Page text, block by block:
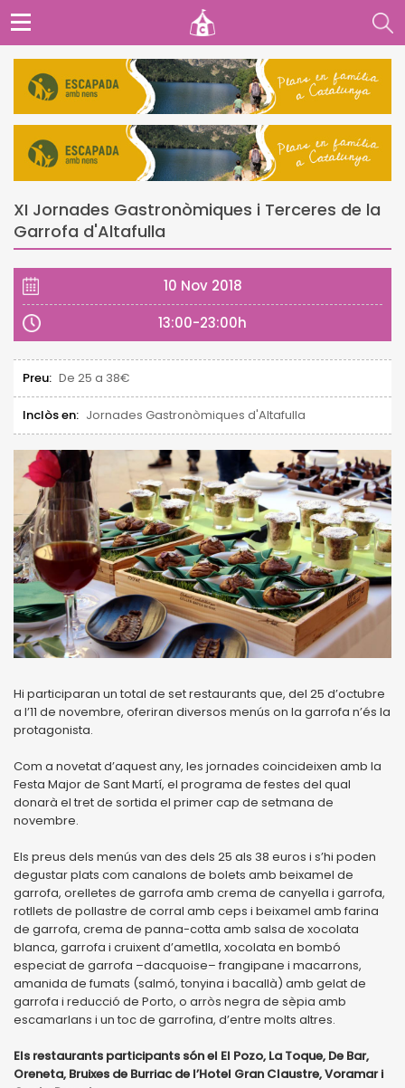
XI Jornades Gastronòmiques i Terceres de la
Garrofa d'Altafulla
10 Nov 2018
13:00-23:00h
Preu: De 25 a 38€
Inclòs en: Jornades Gastronòmiques d'Altafulla
Hi participaran un total de set restaurants que, del 25 d’octubre
a l’11 de novembre, oferiran diversos menús on la garrofa n’és la
protagonista.
Com a novetat d’aquest any, les jornades coincideixen amb la
Festa Major de Sant Martí, el programa de festes del qual
donarà el tret de sortida el primer cap de setmana de
novembre.
Els preus dels menús van des dels 25 als 38 euros i s’hi poden
degustar plats com canalons de bolets amb beixamel de
garrofa, orelletes de garrofa amb crema de canyella i garrofa,
rotllets de pollastre de corral amb ceps i beixamel amb farina
de garrofa, crema de panna-cotta amb salsa de xocolata
blanca, garrofa i cruixent d’ametlla, xocolata en bombó
especiat de garrofa –dacquoise– frangipane i macarrons,
amanida de fumats (salmó, tonyina i bacallà) amb gelat de
garrofa i reducció de Porto, o arròs negra de sèpia amb
escamarlans i un toc de garrofina, d’entre molts altres.
Els restaurants participants són el El Pozo, La Toque, De Bar,
Oreneta, Bruixes de Burriac de l’Hotel Gran Claustre, Voramar i